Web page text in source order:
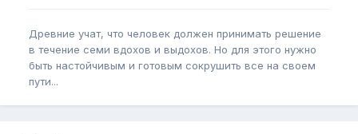
Древние учат, что человек должен принимать решение
в течение семи вдохов и выдохов. Но для этого нужно
быть настойчивым и готовым сокрушить все на своем
пути...